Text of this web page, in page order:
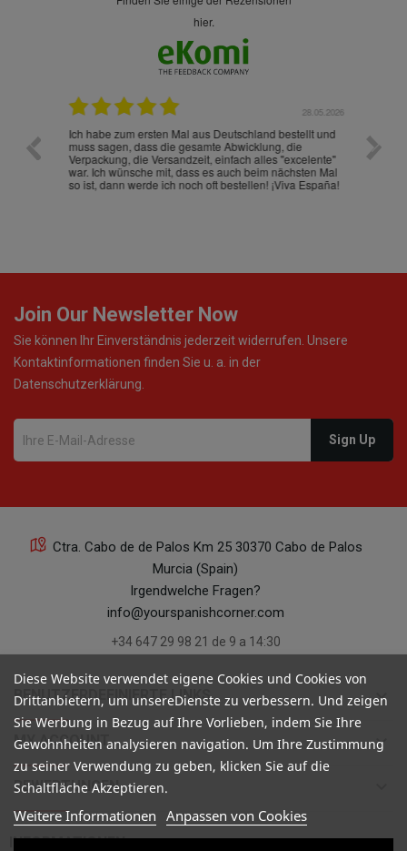
hier.
28.05.2026
Ich habe zum ersten Mal aus Deutschland bestellt und
muss sagen, dass die gesamte Abwicklung, die
Verpackung, die Versandzeit, einfach alles "excelente"
war. Ich wünsche mit, dass es auch beim nächsten Mal
so ist, dann werde ich noch oft bestellen! ¡Viva España!
Die
gut
ist
Join Our Newsletter Now
Sie können Ihr Einverständnis jederzeit widerrufen. Unsere
Kontaktinformationen finden Sie u. a. in der
Datenschutzerklärung.
Ctra. Cabo de de Palos Km 25 30370 Cabo de Palos
Murcia (Spain)
Irgendwelche Fragen?
info@yourspanishcorner.com
+34 647 29 98 21 de 9 a 14:30
BENUTZERDEFINIERTE LINKS keyboard_arrow_down
MY ACCOUNT keyboard_arrow_down
BEWERTUNGEN
INFORMATIONEN 
Diese Website verwendet eigene Cookies und Cookies von
Drittanbietern, um unsereDienste zu verbessern. Und zeigen
Sie Werbung in Bezug auf Ihre Vorlieben, indem Sie Ihre
Gewohnheiten analysieren navigation. Um Ihre Zustimmung
zu seiner Verwendung zu geben, klicken Sie auf die
Schaltfläche Akzeptieren.
Weitere Informationen Anpassen von Cookies